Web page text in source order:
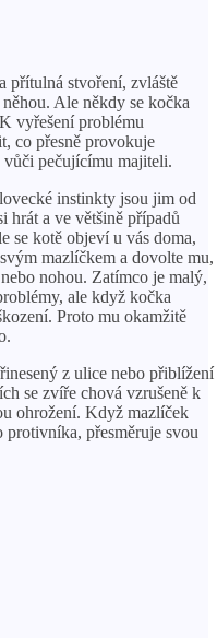
přítulná stvoření, zvláště
Ale někdy se kočka
vyřešení problému
co přesně provokuje
vůči pečujícímu majiteli.
instinkty jsou jim od
hrát a ve většině případů
se kotě objeví u vás doma,
mazlíčkem a dovolte mu,
nohou. Zatímco je malý,
ale když kočka
Proto mu okamžitě
z ulice nebo přiblížení
se zvíře chová vzrušeně k
ohrožení. Když mazlíček
protivníka, přesměruje svou